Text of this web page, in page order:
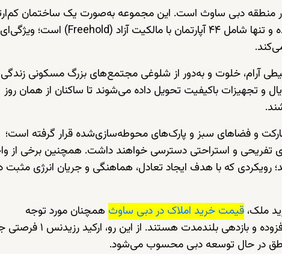
است. این مجموعه به‌صورت یک ساختمان
Freehold) است؛
آرام، خلوت و به‌دور از شلوغی مجتمع‌های بزرگ مسکونی
و تجهیزات باکیفیت تحویل داده می‌شوند تا ساکنان از همان روز
و فضاهای سبز و پارک‌های محوطه‌سازی‌شده قرار گرفته است؛
تفریحی و استراحتی دسترسی خواهند داشت. همچنین برخی از
رویکردی که با هدف ایجاد تعادل، هماهنگی و جریان انرژی مثبت
ملک، قیمت خرید املاک در دبی ساوث همچنان مورد توجه
سرمایه‌گذاران و خریدارانی قرار دارد که به دنبال ارزش‌افزوده و بازدهی
در حال توسعه دبی محسوب می‌شود.